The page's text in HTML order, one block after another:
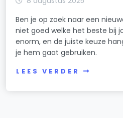
Ben je op zoek naar een
niet goed welke het beste bij
enorm, en de juiste keuze
je hem gaat gebruiken.
LEES VERDER